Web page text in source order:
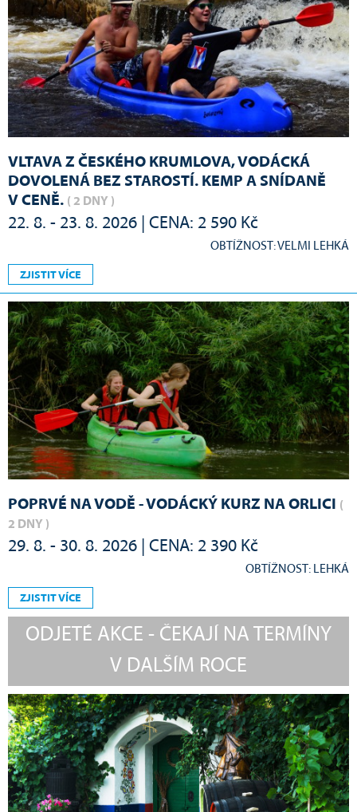
VLTAVA Z ČESKÉHO KRUMLOVA, VODÁCKÁ
DOVOLENÁ BEZ STAROSTÍ. KEMP A SNÍDANĚ
V CENĚ. ( 2 DNY )
22. 8. - 23. 8. 2026 | CENA: 2 590 Kč
OBTÍŽNOST: VELMI LEHKÁ
ZJISTIT VÍCE
POPRVÉ NA VODĚ - VODÁCKÝ KURZ NA ORLICI (
2 DNY )
29. 8. - 30. 8. 2026 | CENA: 2 390 Kč
OBTÍŽNOST: LEHKÁ
ZJISTIT VÍCE
ODJETÉ AKCE - ČEKAJÍ NA TERMÍNY
V DALŠÍM ROCE